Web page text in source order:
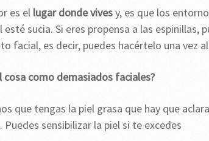
es el lugar donde vivesy, es que los
esté sucia. Si eres propensa a las espinillas,
facial, es decir, puedes hacértelo una vez
cosa como demasiados faciales?
que tengas la piel grasa que hay que
sensibilizar la piel si te excedes